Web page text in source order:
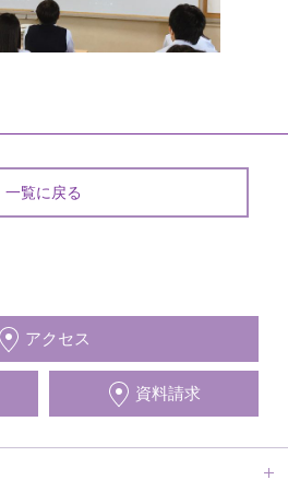
一覧に戻る
アクセス
資料請求